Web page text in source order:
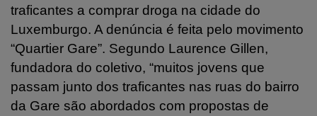
traficantes a comprar droga na cidade do
Luxemburgo. A denúncia é feita pelo movimento
“Quartier Gare”. Segundo Laurence Gillen,
fundadora do coletivo, “muitos jovens que
passam junto dos traficantes nas ruas do bairro
da Gare são abordados com propostas de